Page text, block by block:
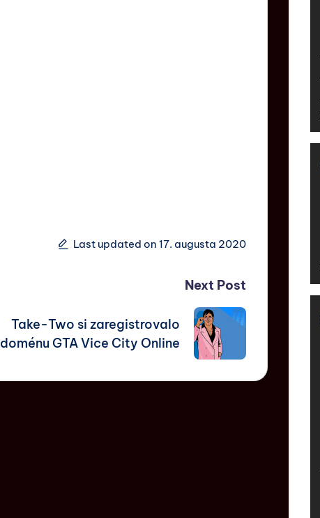
Last updated on 17. augusta 2020
Next Post
Take-Two si zaregistrovalo
doménu GTA Vice City Online